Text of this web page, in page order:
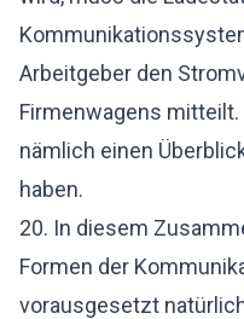
Arbeitgeber den
Firmenwagens
nämlich einen
haben.
20. In diesem
Formen der
vorausgesetzt